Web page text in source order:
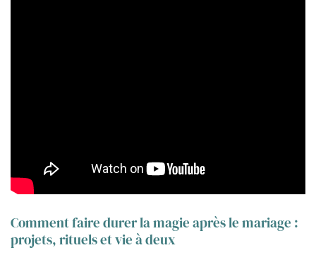
Comment faire durer la magie après le mariage :
projets, rituels et vie à deux